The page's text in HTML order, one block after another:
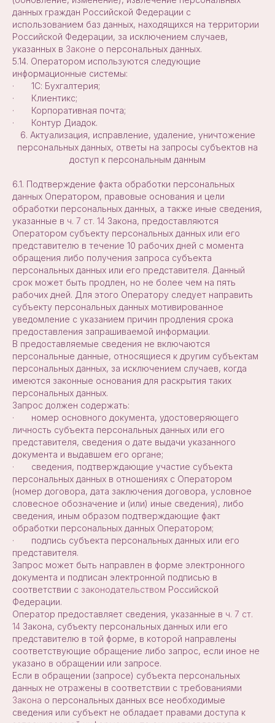
данных граждан Российской Федерации с
использованием баз данных, находящихся на территории
Российской Федерации, за исключением случаев,
указанных в Законе о персональных данных.
5.14. Оператором используются следующие
информационные системы:
· 1С: Бухгалтерия;
· Клиентикс;
· Корпоративная почта;
· Контур Диадок.
6. Актуализация, исправление, удаление, уничтожение
персональных данных, ответы на запросы субъектов на
доступ к персональным данным
6.1. Подтверждение факта обработки персональных
данных Оператором, правовые основания и цели
обработки персональных данных, а также иные сведения,
указанные в ч. 7 ст. 14 Закона, предоставляются
Оператором субъекту персональных данных или его
представителю в течение 10 рабочих дней с момента
обращения либо получения запроса субъекта
персональных данных или его представителя. Данный
срок может быть продлен, но не более чем на пять
рабочих дней. Для этого Оператору следует направить
субъекту персональных данных мотивированное
уведомление с указанием причин продления срока
предоставления запрашиваемой информации.
В предоставляемые сведения не включаются
персональные данные, относящиеся к другим субъектам
персональных данных, за исключением случаев, когда
имеются законные основания для раскрытия таких
персональных данных.
Запрос должен содержать:
· номер основного документа, удостоверяющего
личность субъекта персональных данных или его
представителя, сведения о дате выдачи указанного
документа и выдавшем его органе;
· сведения, подтверждающие участие субъекта
персональных данных в отношениях с Оператором
(номер договора, дата заключения договора, условное
словесное обозначение и (или) иные сведения), либо
сведения, иным образом подтверждающие факт
обработки персональных данных Оператором;
· подпись субъекта персональных данных или его
представителя.
Запрос может быть направлен в форме электронного
документа и подписан электронной подписью в
соответствии с законодательством Российской
Федерации.
Оператор предоставляет сведения, указанные в ч. 7 ст.
14 Закона, субъекту персональных данных или его
представителю в той форме, в которой направлены
соответствующие обращение либо запрос, если иное не
указано в обращении или запросе.
Если в обращении (запросе) субъекта персональных
данных не отражены в соответствии с требованиями
Закона о персональных данных все необходимые
сведения или субъект не обладает правами доступа к